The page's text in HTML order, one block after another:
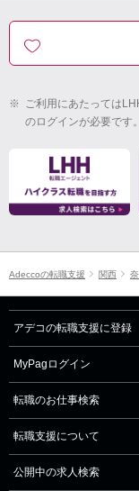
※ ご利用にあたっては
のログインが必要です。
Adeccoの転職支援 関西
アデコの転職支援に登録
MyPagログイン
転職のお仕事検索
転職支援について
公開中の求人検索